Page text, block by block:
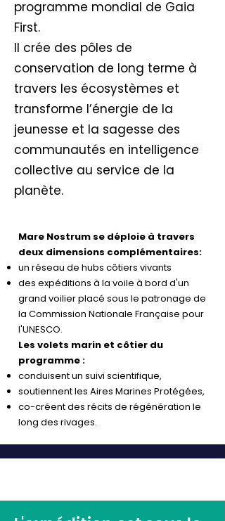
programme mondial de Gaia
First.
Il crée des pôles de
conservation de long terme à
travers les écosystèmes et
transforme l’énergie de la
jeunesse et la sagesse des
communautés en intelligence
collective au service de la
planète.
Mare Nostrum se déploie à travers
deux dimensions complémentaires:
un réseau de hubs côtiers vivants
des expéditions à la voile à bord d'un
grand voilier placé sous le patronage de
la Commission Nationale Française pour
l'UNESCO.
Les volets marin et côtier du
programme :
conduisent un suivi scientifique,
soutiennent les Aires Marines Protégées,
co-créent des récits de régénération le
long des rivages.